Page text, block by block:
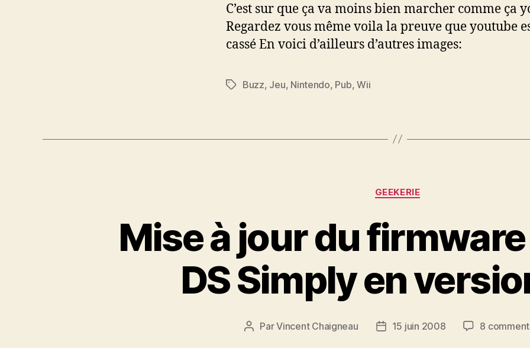
C’est sur que ça va moins bien marcher comme ça
Regardez vous même voila la preuve que youtube
cassé En voici d’ailleurs d’autres images:
Étiquettes
Buzz, Jeu, Nintendo, Pub,Wii
Catégories
GEEKERIE
Mise à jour du
DS Simply en
Auteur
ParVincent Chaigneau
Date15 juin 2008 8